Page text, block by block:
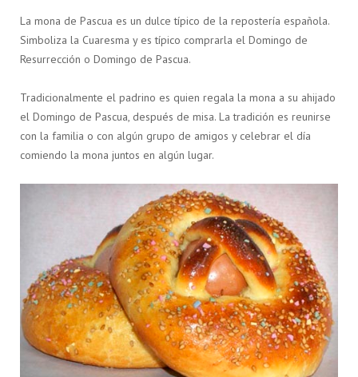
La mona de Pascua es un dulce típico de la repostería española.
Simboliza la Cuaresma y es típico comprarla el Domingo de
Resurrección o Domingo de Pascua.
Tradicionalmente el padrino es quien regala la mona a su ahijado
el Domingo de Pascua, después de misa. La tradición es reunirse
con la familia o con algún grupo de amigos y celebrar el día
comiendo la mona juntos en algún lugar.